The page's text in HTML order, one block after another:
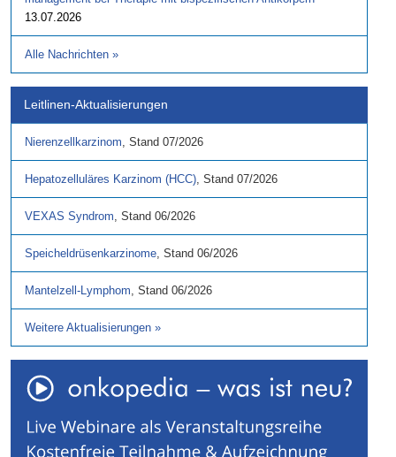
13.07.2026
Alle Nachrichten »
Leitlinen-Aktualisierungen
Nierenzellkarzinom, Stand 07/2026
Hepatozelluläres Karzinom (HCC), Stand 07/2026
VEXAS Syndrom, Stand 06/2026
Speicheldrüsenkarzinome, Stand 06/2026
Mantelzell-Lymphom, Stand 06/2026
Weitere Aktualisierungen »